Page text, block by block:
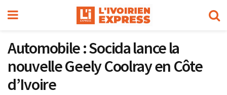
Automobile : Socida lance la
nouvelle Geely Coolray en Côte
d’Ivoire